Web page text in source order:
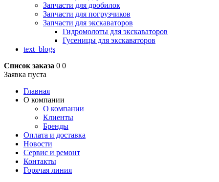
Запчасти для дробилок
Запчасти для погрузчиков
Запчасти для экскаваторов
Гидромолоты для экскаваторов
Гусеницы для экскаваторов
text_blogs
Список заказа 0 0
Заявка пуста
Главная
О компании
О компании
Клиенты
Бренды
Оплата и доставка
Новости
Сервис и ремонт
Контакты
Горячая линия